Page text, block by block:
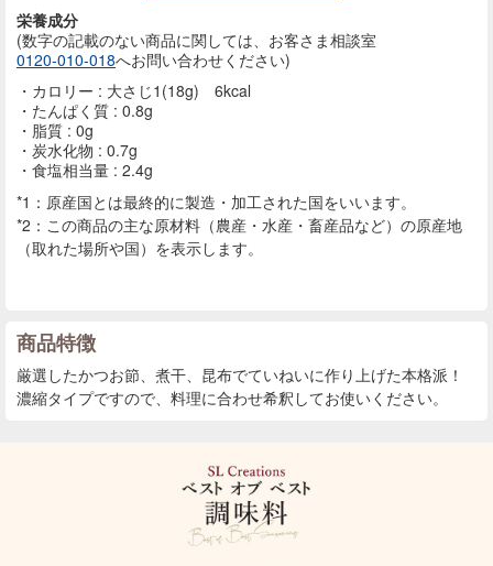
栄養成分
(数字の記載のない商品に関しては、お客さま相談室
0120-010-018へお問い合わせください)
カロリー : 大さじ1(18g) 6kcal
たんぱく質 : 0.8g
脂質 : 0g
炭水化物 : 0.7g
食塩相当量 : 2.4g
*1：原産国とは最終的に製造・加工された国をいいます。
*2：この商品の主な原材料（農産・水産・畜産品など）の原産地
（取れた場所や国）を表示します。
商品特徴
厳選したかつお節、煮干、昆布でていねいに作り上げた本格派！
濃縮タイプですので、料理に合わせ希釈してお使いください。